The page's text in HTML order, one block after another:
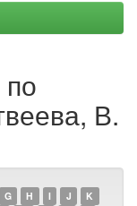
В.
G H I J
K